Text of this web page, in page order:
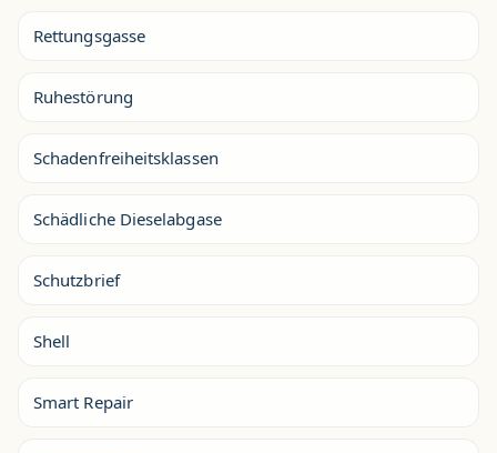
Rettungsgasse
Ruhestörung
Schadenfreiheitsklassen
Schädliche Dieselabgase
Schutzbrief
Shell
Smart Repair